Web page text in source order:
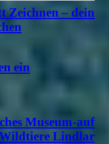
Zeichnen – dein
ein
Museum-auf
Lindlar